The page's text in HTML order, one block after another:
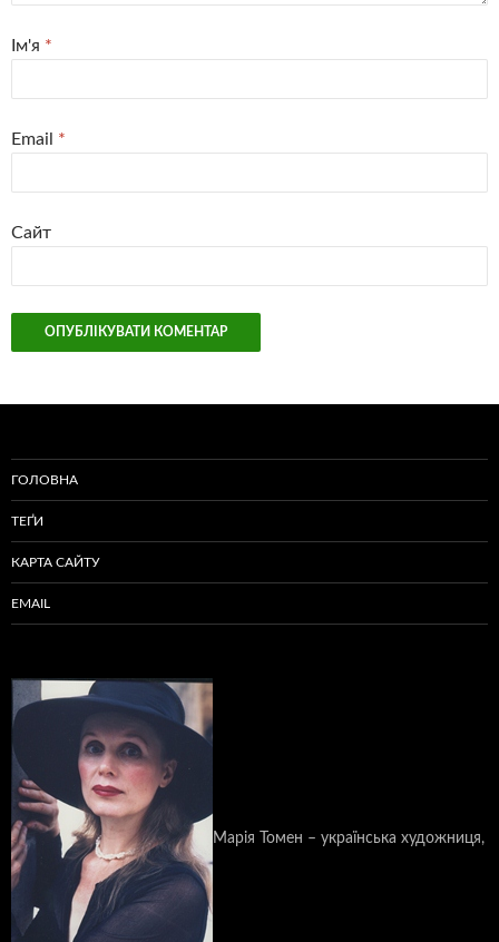
Ім'я *
Email *
Сайт
ГОЛОВНА
ТЕҐИ
КАРТА САЙТУ
EMAIL
Марія Томен – українська художниця,